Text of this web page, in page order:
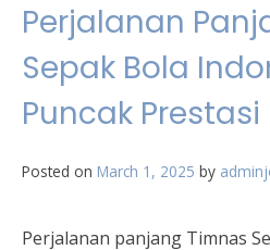
Perjalanan
Sepak Bola
Puncak Prestasi
Posted on March 1, 2025 by
Perjalanan panjang Timnas